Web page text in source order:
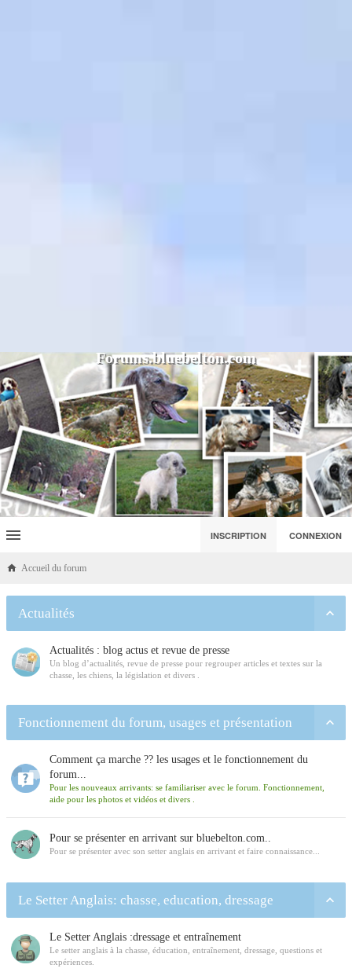
Forums.bluebelton.com
INSCRIPTION CONNEXION
Accueil du forum
Actualités
Actualités : blog actus et revue de presse
Un blog d’actualités, revue de presse pour regrouper articles et textes sur la
chasse, les chiens, la législation et divers .
Fonctionnement du forum, usages et présentation
Comment ça marche ?? les usages et le fonctionnement du
forum...
Pour les nouveaux arrivants: se familiariser avec le forum. Fonctionnement,
aide pour les photos et vidéos et divers .
Pour se présenter en arrivant sur bluebelton.com..
Pour se présenter avec son setter anglais en arrivant et faire connaissance...
Le Setter Anglais: chasse, education, dressage
Le Setter Anglais :dressage et entraînement
Le setter anglais à la chasse, éducation, entraînement, dressage, questions et
expériences.